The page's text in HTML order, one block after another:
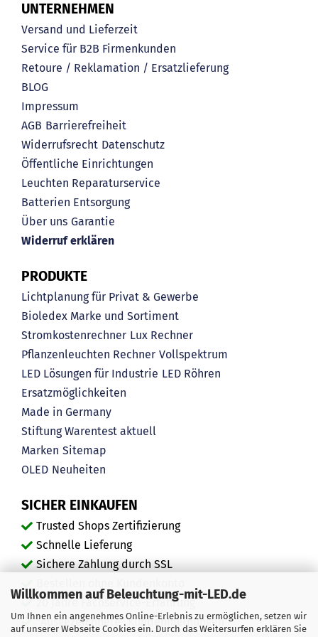
Willkommen auf Beleuchtung-mit-LED.de
Um Ihnen ein angenehmes Online-Erlebnis zu ermöglichen, setzen wir
auf unserer Webseite Cookies ein. Durch das Weitersurfen erklären Sie
UNTERNEHMEN
Versand und Lieferzeit
Service für B2B Firmenkunden
Retoure / Reklamation / Ersatzlieferung
BLOG
Impressum
AGB Barrierefreiheit
Widerrufsrecht Datenschutz
Öffentliche Einrichtungen
Leuchten Reparaturservice
Batterien Entsorgung
Über uns Garantie
Widerruf erklären
PRODUKTE
Lichtplanung für Privat & Gewerbe
Bioledex Marke und Sortiment
Stromkostenrechner Lux Rechner
Pflanzenleuchten Rechner Vollspektrum
LED Lösungen für Industrie LED Röhren
Ersatzmöglichkeiten
Made in Germany
Stiftung Warentest aktuell
Marken Sitemap
OLED Neuheiten
SICHER EINKAUFEN
Trusted Shops Zertifizierung
Schnelle Lieferung
Sichere Zahlung durch SSL
20 Jahre Fachservice-Erfahrung
"Ausgezeichnete" Kundenmeinungen